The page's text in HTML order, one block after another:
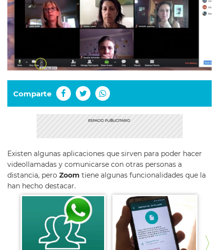
Comparte
Existen algunas aplicaciones que sirven para poder hacer
videollamadas y comunicarse con otras personas a
distancia, pero Zoom tiene algunas funcionalidades que la
han hecho destacar.